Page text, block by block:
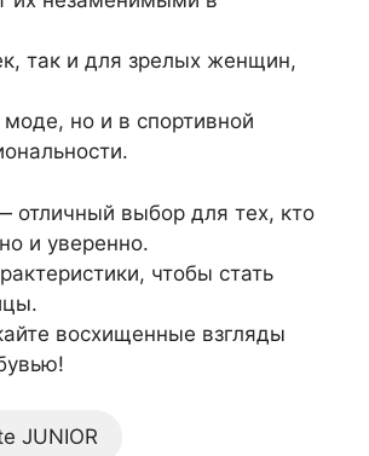
так и для зрелых женщин,
но и в спортивной
отличный выбор для тех, кто
и уверенно.
чтобы стать
восхищенные взгляды
JUNIOR